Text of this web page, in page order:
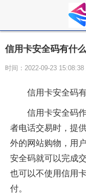
信用卡安全码有什
时间：2022-09-23
信用卡安全码
信用卡安全码
者电话交易时，提
外的网站购物，用
安全码就可以完成
也可以不使用信用
付。